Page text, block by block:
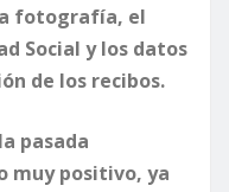
fotografía, el
Social y los datos
de los recibos.
pasada
muy positivo, ya